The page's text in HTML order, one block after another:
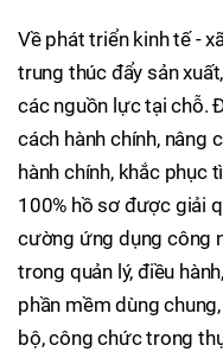
Về phát triển kinh tế -
trung thúc đẩy sản
các nguồn lực tại chỗ.
cách hành chính, nâng
hành chính, khắc phục
100% hồ sơ được giải
cường ứng dụng công
trong quản lý, điều
phần mềm dùng
bộ, công chức trong